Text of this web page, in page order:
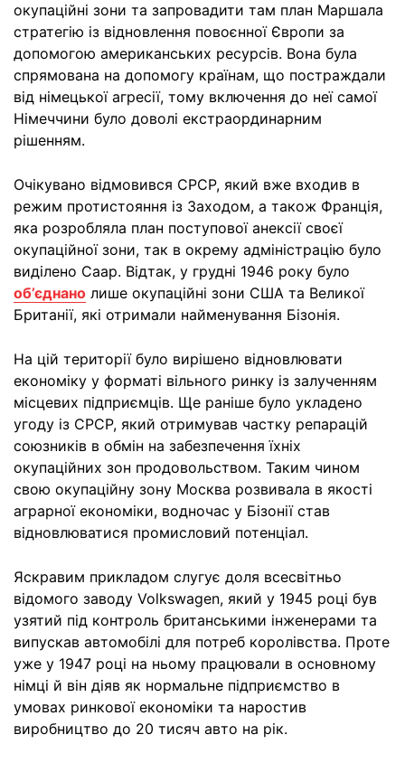
окупаційні зони та запровадити там план Маршала
стратегію із відновлення повоєнної Європи за
допомогою американських ресурсів. Вона була
спрямована на допомогу країнам, що постраждали
від німецької агресії, тому включення до неї самої
Німеччини було доволі екстраординарним
рішенням.
Очікувано відмовився СРСР, який вже входив в
режим протистояння із Заходом, а також Франція,
яка розробляла план поступової анексії своєї
окупаційної зони, так в окрему адміністрацію було
виділено Саар. Відтак, у грудні 1946 року було
об’єднано лише окупаційні зони США та Великої
Британії, які отримали найменування Бізонія.
На цій території було вирішено відновлювати
економіку у форматі вільного ринку із залученням
місцевих підприємців. Ще раніше було укладено
угоду із СРСР, який отримував частку репарацій
союзників в обмін на забезпечення їхніх
окупаційних зон продовольством. Таким чином
свою окупаційну зону Москва розвивала в якості
аграрної економіки, водночас у Бізонії став
відновлюватися промисловий потенціал.
Яскравим прикладом слугує доля всесвітньо
відомого заводу Volkswagen, який у 1945 році був
узятий під контроль британськими інженерами та
випускав автомобілі для потреб королівства. Проте
уже у 1947 році на ньому працювали в основному
німці й він діяв як нормальне підприємство в
умовах ринкової економіки та наростив
виробництво до 20 тисяч авто на рік.